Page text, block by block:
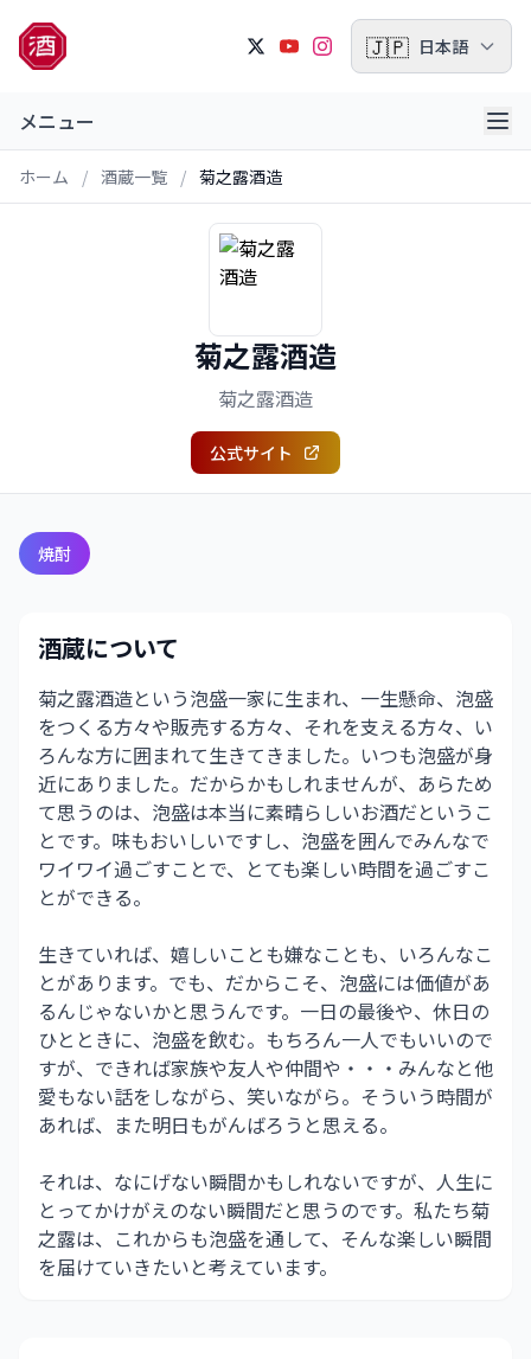
🇯🇵 日本語
メニュー
ホーム / 酒蔵一覧 / 菊之露酒造
菊之露酒造
菊之露酒造
公式サイト
焼酎
酒蔵について
菊之露酒造という泡盛一家に生まれ、一生懸命、泡盛
をつくる方々や販売する方々、それを支える方々、い
ろんな方に囲まれて生きてきました。いつも泡盛が身
近にありました。だからかもしれませんが、あらため
て思うのは、泡盛は本当に素晴らしいお酒だというこ
とです。味もおいしいですし、泡盛を囲んでみんなで
ワイワイ過ごすことで、とても楽しい時間を過ごすこ
とができる。
生きていれば、嬉しいことも嫌なことも、いろんなこ
とがあります。でも、だからこそ、泡盛には価値があ
るんじゃないかと思うんです。一日の最後や、休日の
ひとときに、泡盛を飲む。もちろん一人でもいいので
すが、できれば家族や友人や仲間や・・・みんなと他
愛もない話をしながら、笑いながら。そういう時間が
あれば、また明日もがんばろうと思える。
それは、なにげない瞬間かもしれないですが、人生に
とってかけがえのない瞬間だと思うのです。私たち菊
之露は、これからも泡盛を通して、そんな楽しい瞬間
を届けていきたいと考えています。